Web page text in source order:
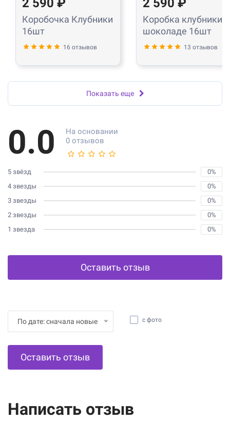
2 590 ₽
Коробочка Клубники
16шт
16 отзывов
2 590 ₽
Коробка клубники в
шоколаде 16шт
13 отзывов
Показать еще
0.0
На основании
0 отзывов
5 звёзд
0%
4 звезды
0%
3 звезды
0%
2 звезды
0%
1 звезда
0%
Оставить отзыв
По дате: сначала новые с фото
Оставить отзыв
Написать отзыв